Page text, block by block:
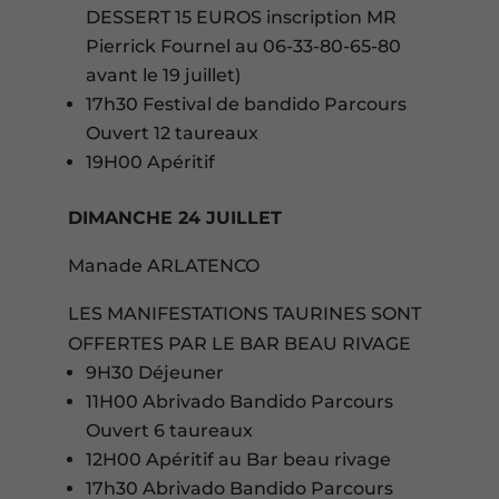
DESSERT 15 EUROS inscription MR
Pierrick Fournel au 06-33-80-65-80
avant le 19 juillet)
17h30 Festival de bandido Parcours
Ouvert 12 taureaux
19H00 Apéritif
DIMANCHE 24 JUILLET
Manade ARLATENCO
LES MANIFESTATIONS TAURINES SONT
OFFERTES PAR LE BAR BEAU RIVAGE
9H30 Déjeuner
11H00 Abrivado Bandido Parcours
Ouvert 6 taureaux
12H00 Apéritif au Bar beau rivage
17h30 Abrivado Bandido Parcours